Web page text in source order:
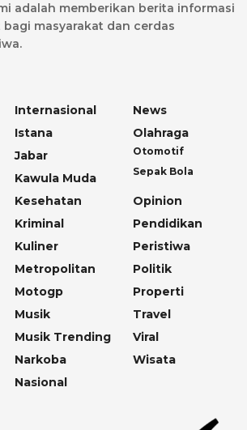
adalah memberikan berita informasi
masyarakat dan cerdas
Internasional
Istana
Jabar
Kawula Muda
Kesehatan
Kriminal
Kuliner
Metropolitan
Motogp
Musik
Musik Trending
Narkoba
Nasional
News
Olahraga
Otomotif
Sepak Bola
Opinion
Pendidikan
Peristiwa
Politik
Properti
Travel
Viral
Wisata